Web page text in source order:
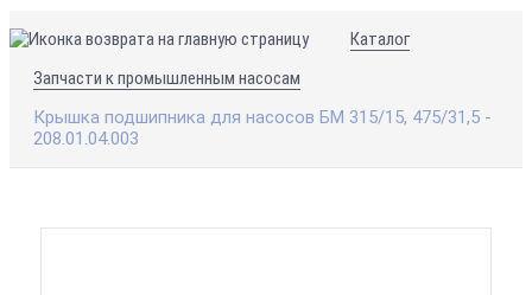
Каталог
Запчасти к промышленным насосам
Крышка подшипника для насосов БМ 315/15, 475/31,5 -
208.01.04.003